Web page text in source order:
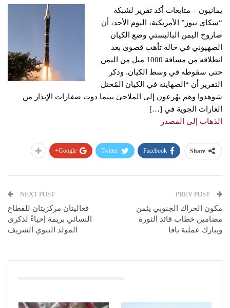
يمانيون – متابعات أكد تقرير لشبكة
“سكاي نيوز” الأمريكية، اليوم الأحد، أن
صاروخ اليمن الباليستي وضع الكيان
الصهيوني في حالة تأهب قصوى بعد
انطلاقه من مسافة 1000 ميل من اليمن
حتى سقوطه في وسط الكيان. وذكر
التقرير أن “الصهاينة في الكيان المُحتل
شوهدوا وهم يهُرعون إلى الملاجئ بينما دوت صفارات الإنذار من
الغارات الجوية في […]
الذهاب إلى المصدر
Share
Facebook
Twitter
Google+
مكون الحراك الجنوبي يثمن
مضامين خطاب قائد الثورة
ويبارك عملية يافا
NEXT POST
فعاليتان مركزيتان للقطاع
النسائي بريمة إحياءً لذكرى
المولد النبوي الشريف